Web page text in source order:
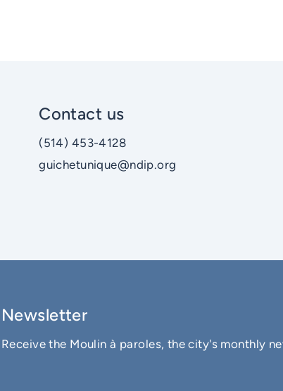
Contact us
(514) 453-4128
guichetunique@ndip.org
Newsletter
Receive the Moulin à paroles, the city's monthly